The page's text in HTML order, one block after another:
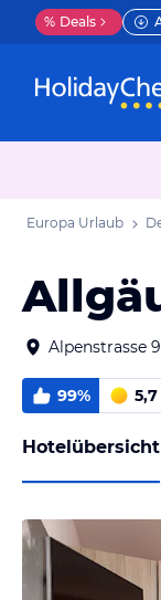
% Deals
Europa Urlaub
Alpenstrasse
99% 5,7
Hotelübersicht